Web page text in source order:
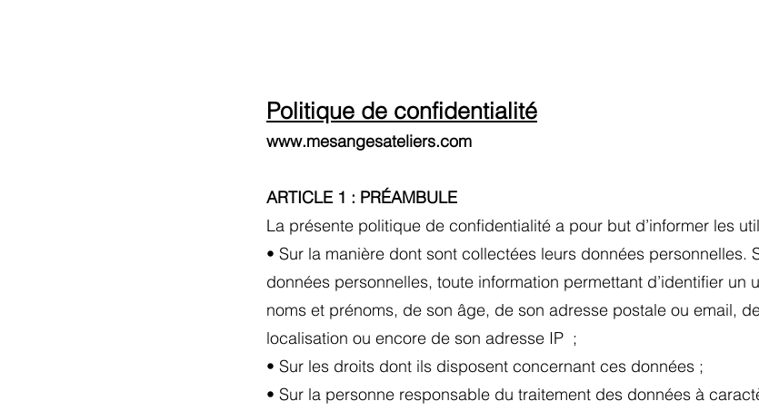
Politique de confidentialité
www.mesangesateliers.com
ARTICLE 1 : PRÉAMBULE
La présente politique de confidentialité a pour but d’informer les
• Sur la manière dont sont collectées leurs données personnelles.
données personnelles, toute information permettant d’identifier un
noms et prénoms, de son âge, de son adresse postale ou email,
localisation ou encore de son adresse IP ;
• Sur les droits dont ils disposent concernant ces données ;
• Sur la personne responsable du traitement des données à